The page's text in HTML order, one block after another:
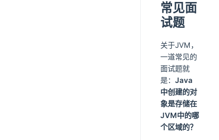
常见面
试题
关于JVM，
一道常见的
面试题就
是： Java
中创建的对
象是存储在
JVM中的哪
个区域的？